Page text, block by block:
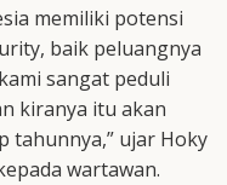
memiliki potensi
baik peluangnya
sangat peduli
kiranya itu akan
tahunnya,” ujar Hoky
wartawan.